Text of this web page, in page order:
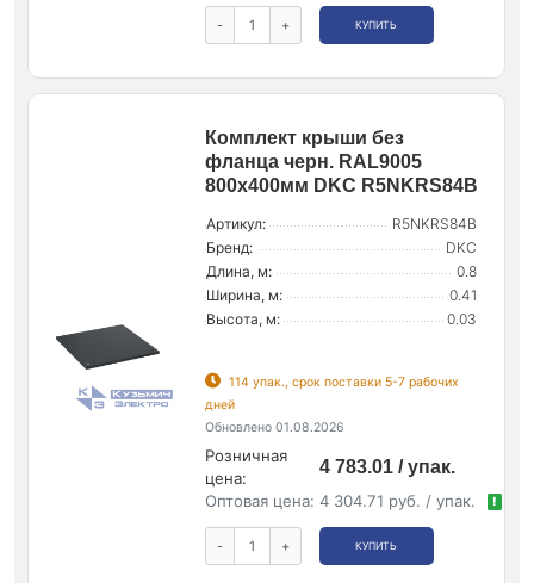
- + КУПИТЬ
Комплект крыши без
фланца черн. RAL9005
800х400мм DKC R5NKRS84B
Артикул:
R5NKRS84B
Бренд:
DKC
Длина, м:
0.8
Ширина, м:
0.41
Высота, м:
0.03
114 упак., срок поставки 5-7 рабочих
дней
Обновлено 01.08.2026
Розничная
цена:
4 783.01 / упак.
Оптовая цена: 4 304.71 руб. / упак. !
- + КУПИТЬ